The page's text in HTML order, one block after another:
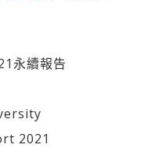
永續報告
2021